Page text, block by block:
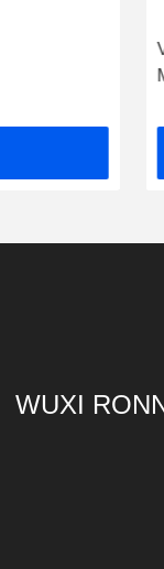
WUXI